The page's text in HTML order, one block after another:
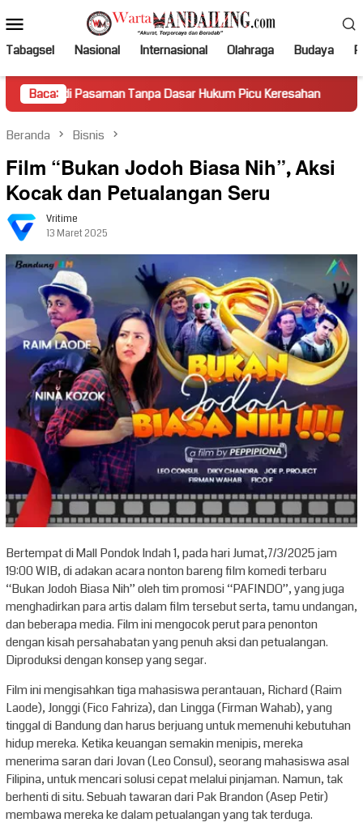
ke
kontenMobile
Tabagsel Nasional Internasional Olahraga Budaya
Baca:Tanpa Dasar Hukum Picu Keresahan Truk Miring
Beranda Bisnis
Film “Bukan Jodoh Biasa Nih”, Aksi
Kocak dan Petualangan Seru
Vritime
13 Maret 2025
Bertempat di Mall Pondok Indah 1, pada hari Jumat,7/3/2025 jam
19:00 WIB, di adakan acara nonton bareng film komedi terbaru
“Bukan Jodoh Biasa Nih” oleh tim promosi “PAFINDO”, yang juga
menghadirkan para artis dalam film tersebut serta, tamu undangan,
dan beberapa media. Film ini mengocok perut para penonton
dengan kisah persahabatan yang penuh aksi dan petualangan.
Diproduksi dengan konsep yang segar.
Film ini mengisahkan tiga mahasiswa perantauan, Richard (Raim
Laode), Jonggi (Fico Fahriza), dan Lingga (Firman Wahab), yang
tinggal di Bandung dan harus berjuang untuk memenuhi kebutuhan
hidup mereka. Ketika keuangan semakin menipis, mereka
menerima saran dari Jovan (Leo Consul), seorang mahasiswa asal
Filipina, untuk mencari solusi cepat melalui pinjaman. Namun, tak
berhenti di situ. Sebuah tawaran dari Pak Brandon (Asep Petir)
membawa mereka ke dalam petualangan yang tak terduga.